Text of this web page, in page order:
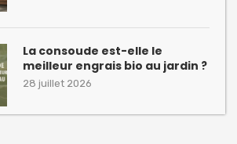
La consoude est-elle le
meilleur engrais bio au jardin ?
28 juillet 2026